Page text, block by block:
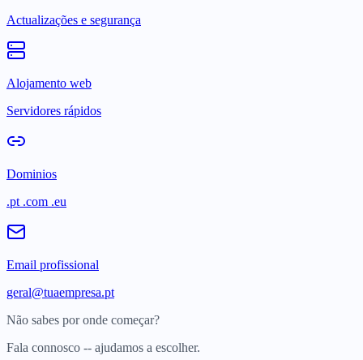
Actualizações e segurança
Alojamento web
Servidores rápidos
Dominios
.pt .com .eu
Email profissional
geral@tuaempresa.pt
Não sabes por onde começar?
Fala connosco -- ajudamos a escolher.